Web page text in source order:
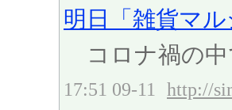
明日「雑貨マ
コロナ禍の中
17:51 09-11 http://